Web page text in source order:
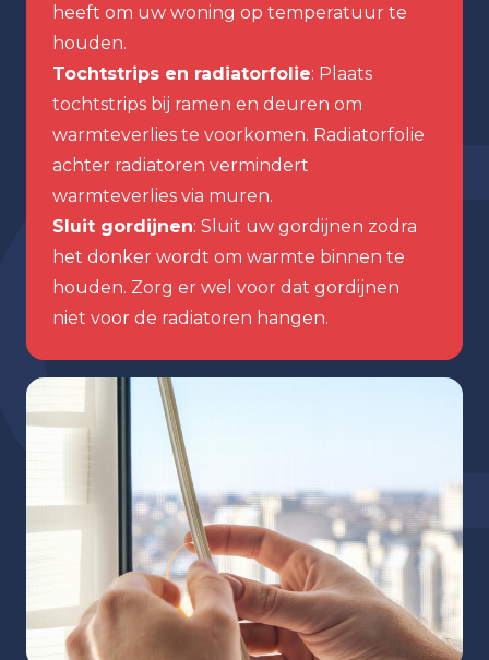
heeft om uw woning op temperatuur te
houden.
Tochtstrips en radiatorfolie: Plaats
tochtstrips bij ramen en deuren om
warmteverlies te voorkomen. Radiatorfolie
achter radiatoren vermindert
warmteverlies via muren.
Sluit gordijnen: Sluit uw gordijnen zodra
het donker wordt om warmte binnen te
houden. Zorg er wel voor dat gordijnen
niet voor de radiatoren hangen.